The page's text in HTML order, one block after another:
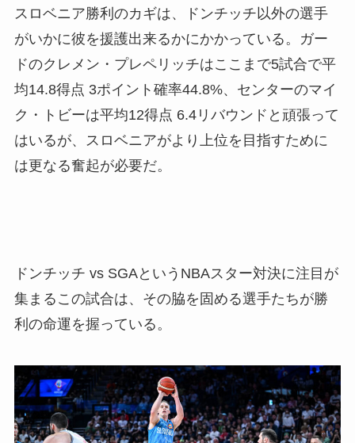
スロベニア勝利のカギは、ドンチッチ以外の選手
がいかに彼を援護出来るかにかかっている。ガー
ドのクレメン・プレペリッチはここまで5試合で平
均14.8得点 3ポイント確率44.8%、センターのマイ
ク・トビーは平均12得点 6.4リバウンドと頑張って
はいるが、スロベニアがより上位を目指すために
は更なる奮起が必要だ。
ドンチッチ vs SGAというNBAスター対決に注目が
集まるこの試合は、その脇を固める選手たちが勝
利の命運を握っている。